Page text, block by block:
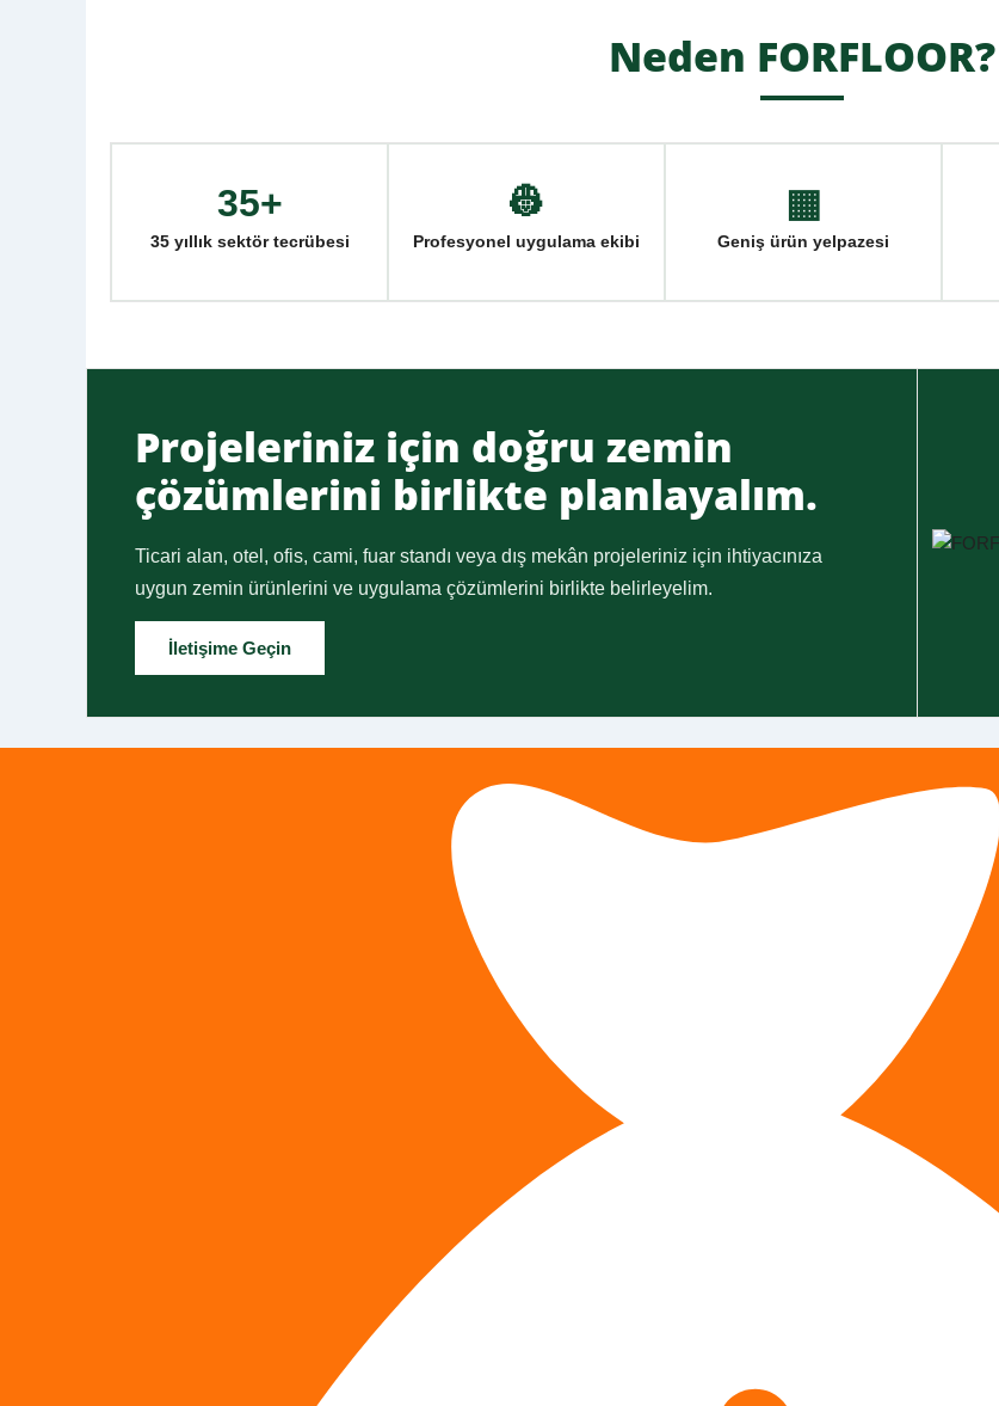
Neden FORFLOOR?
35+
35 yıllık sektör tecrübesi
👷
Profesyonel uygulama ekibi
▦
Geniş ürün yelpazesi
Projeleriniz için doğru zemin
çözümlerini birlikte planlayalım.
Ticari alan, otel, ofis, cami, fuar standı veya dış mekân projeleriniz için ihtiyacınıza
uygun zemin ürünlerini ve uygulama çözümlerini birlikte belirleyelim.
İletişime Geçin